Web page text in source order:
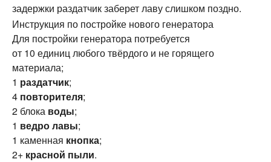
задержки раздатчик заберет лаву слишком поздно.
Инструкция по постройке нового генератора
Для постройки генератора потребуется
от 10 единиц любого твёрдого и не горящего
материала;
1 раздатчик;
4 повторителя;
2 блока воды;
1 ведролавы;
1 каменная кнопка;
2+ красной пыли.